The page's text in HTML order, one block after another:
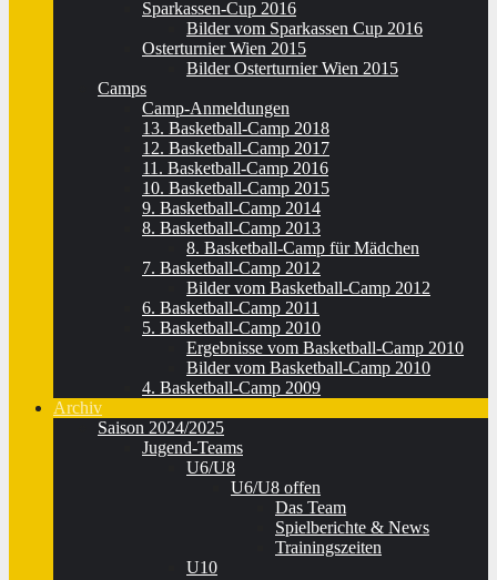
Sparkassen-Cup 2016
Bilder vom Sparkassen Cup 2016
Osterturnier Wien 2015
Bilder Osterturnier Wien 2015
Camps
Camp-Anmeldungen
13. Basketball-Camp 2018
12. Basketball-Camp 2017
11. Basketball-Camp 2016
10. Basketball-Camp 2015
9. Basketball-Camp 2014
8. Basketball-Camp 2013
8. Basketball-Camp für Mädchen
7. Basketball-Camp 2012
Bilder vom Basketball-Camp 2012
6. Basketball-Camp 2011
5. Basketball-Camp 2010
Ergebnisse vom Basketball-Camp 2010
Bilder vom Basketball-Camp 2010
4. Basketball-Camp 2009
Archiv
Saison 2024/2025
Jugend-Teams
U6/U8
U6/U8 offen
Das Team
Spielberichte & News
Trainingszeiten
U10